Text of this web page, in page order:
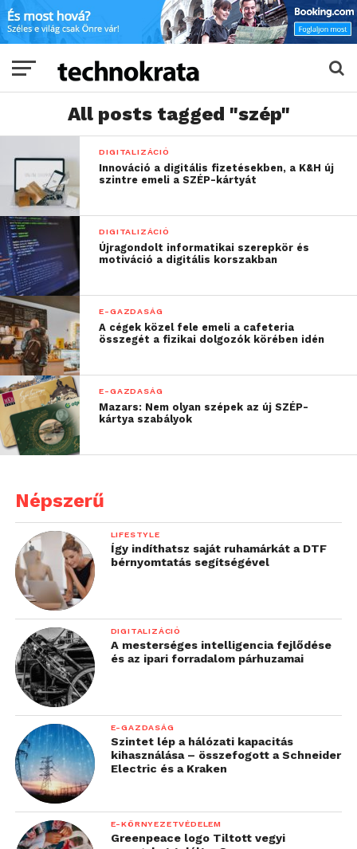
All posts tagged "szép"
DIGITALIZÁCIÓ
Innováció a digitális fizetésekben, a K&H új
szintre emeli a SZÉP-kártyát
DIGITALIZÁCIÓ
Újragondolt informatikai szerepkör és
motiváció a digitális korszakban
E-GAZDASÁG
A cégek közel fele emeli a cafeteria
összegét a fizikai dolgozók körében idén
E-GAZDASÁG
Mazars: Nem olyan szépek az új SZÉP-
kártya szabályok
Népszerű
LIFESTYLE
Így indíthatsz saját ruhamárkát a DTF
bérnyomtatás segítségével
DIGITALIZÁCIÓ
A mesterséges intelligencia fejlődése
és az ipari forradalom párhuzamai
E-GAZDASÁG
Szintet lép a hálózati kapacitás
kihasználása – összefogott a Schneider
Electric és a Kraken
E-KÖRNYEZETVÉDELEM
Greenpeace logo Tiltott vegyi